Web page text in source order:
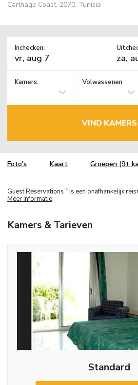
Carthage Coast, 2070, Tunisia
Inchecken:
Kamers: Volwassenen
VIND KAMERS
Foto's Kaart Groepen (9+
Guest Reservations TM is een onafhankelijk
Meer informatie
Kamers & Tarieven
Standard